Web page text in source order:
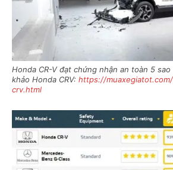
Honda CR-V đạt chứng nhận an toàn 5 sao
khảo Honda CRV: https://
crv.html